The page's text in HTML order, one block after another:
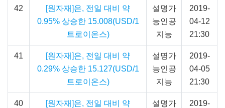
42
[원자재]은, 전일 대비 약
0.95% 상승한 15.008(USD/1
트로이온스)
설명가
능인공
지능
2019-
04-12
21:30
41
[원자재]은, 전일 대비 약
0.29% 상승한 15.127(USD/1
트로이온스)
설명가
능인공
지능
2019-
04-05
21:30
40
[원자재]은, 전일 대비 약
설명가
2019-